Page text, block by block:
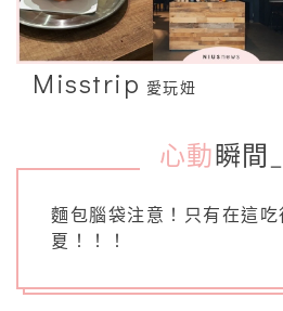
Misstrip 愛玩妞
心動 瞬間
麵包腦袋注意！只有在這吃
夏！！！